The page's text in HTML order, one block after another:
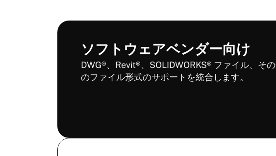
目
ソフトウェアベンダー向け
DWG®、Revit®、SOLIDWORKS® ファイル、そ
のファイル形式のサポートを統合します。